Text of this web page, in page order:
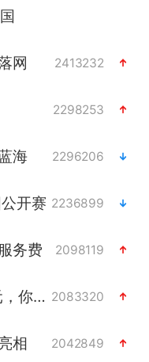
网 2413232
2298253
海 2296206
开赛 2236899
务费 2098119
上四休三，但降薪1000元，你接受吗？ 2083320
相 2042849